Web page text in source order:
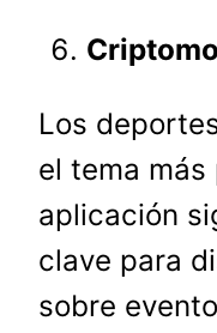
Los
el tema más
aplicación
clave para
sobre